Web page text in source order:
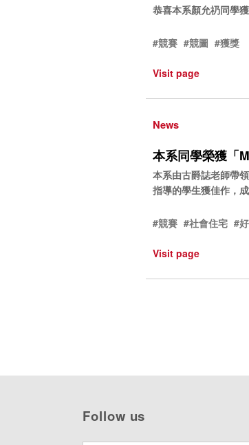
恭喜本系顏允礽同學
#競賽 #競圖 #獲獎
Visit page
News
本系同學榮獲「
本系由古爵誌老師帶
指導的學生獲佳作，
#競賽 #社會住宅 #
Visit page
Follow us